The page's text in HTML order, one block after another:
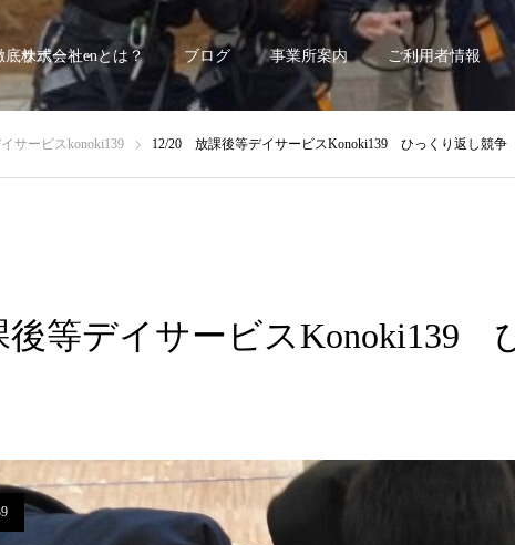
サポート~
株式会社enとは？ ブログ 事業所案内 ご利用者情報
サービスkonoki139 12/20 放課後等デイサービスKonoki139 ひっくり返し競争
等デイサービスKonoki139